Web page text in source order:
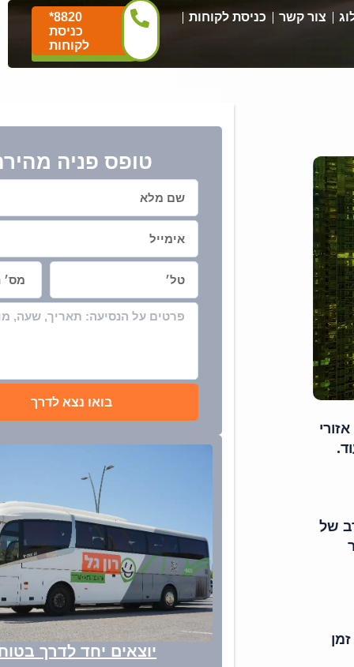
צור קשר
כניסת לקוחות
*8820
כניסת
לקוחות
של
טופס פניה
בואו נצא לדרך
יוצאים יחד לדרך